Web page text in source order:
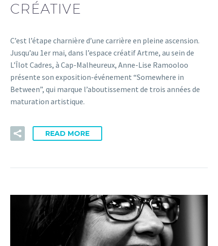
CRÉATIVE
C’est l’étape charnière d’une carrière en pleine ascension.
Jusqu’au 1er mai, dans l’espace créatif Artme, au sein de
L’Îlot Cadres, à Cap-Malheureux, Anne-Lise Ramooloo
présente son exposition-événement “Somewhere in
Between”, qui marque l’aboutissement de trois années de
maturation artistique.
READ MORE